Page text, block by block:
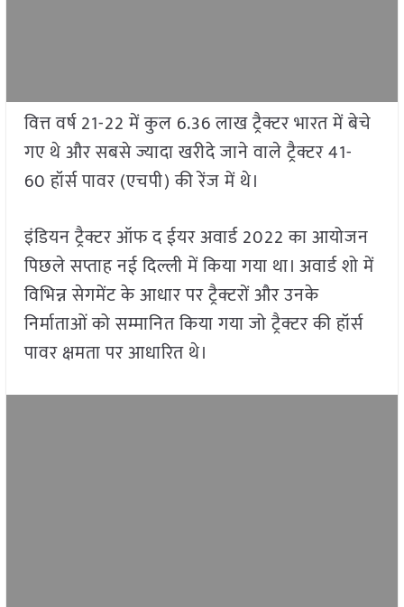
वित्त वर्ष 21-22 में कुल 6.36 लाख ट्रैक्टर भारत में बेचे
गए थे और सबसे ज्यादा खरीदे जाने वाले ट्रैक्टर 41-
60 हॉर्स पावर (एचपी) की रेंज में थे।
इंडियन ट्रैक्टर ऑफ द ईयर अवार्ड 2022 का आयोजन
पिछले सप्ताह नई दिल्ली में किया गया था। अवार्ड शो में
विभिन्न सेगमेंट के आधार पर ट्रैक्टरों और उनके
निर्माताओं को सम्मानित किया गया जो ट्रैक्टर की हॉर्स
पावर क्षमता पर आधारित थे।